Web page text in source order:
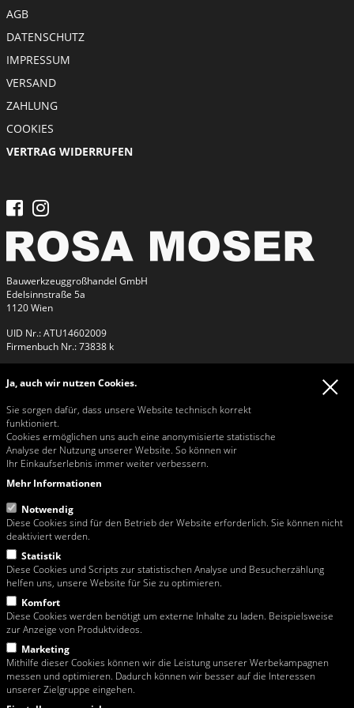
Ja, auch wir nutzen Cookies.
Sie sorgen dafür, dass unsere Website technisch korrekt
funktioniert.
Cookies ermöglichen uns auch eine anonymisierte statistische
Analyse der Nutzung unserer Website. So können wir
Ihr Einkaufserlebnis immer weiter verbessern.
Mehr Informationen
Notwendig
Diese Cookies sind für den Betrieb der Website erforderlich. Sie können nicht
deaktiviert werden.
Statistik
Diese Cookies und Scripts zur statistischen Analyse und Besucherzählung
helfen uns, unsere Website für Sie zu optimieren.
Komfort
Diese Cookies werden benötigt um externe Inhalte zu laden. Beispielsweise
zur Anzeige von Produktvideos.
Marketing
Mithilfe dieser Cookies können wir die Leistung unserer Werbekampagnen
messen und optimieren. Dadurch können wir besser auf die Interessen
unserer Zielgruppe eingehen.
Garten - Pumpen
Heben - Zurren
Heizen - Klima - Winterbedarf
Malen - Mauern - Fliesenlegen
Messtechnik
Reinigung - Behälter
Transportgeräte
Verkehrsabsicherung
Verkehrszeichen - Schilder
Werkzeuge - Werkstatt
ZUR GESAMTÜBERSICHT
Meta menu
AGB
DATENSCHUTZ
IMPRESSUM
VERSAND
ZAHLUNG
COOKIES
VERTRAG WIDERRUFEN
Bauwerkzeuggroßhandel GmbH
Edelsinnstraße 5a
1120 Wien
UID Nr.: ATU14602009
Firmenbuch Nr.: 73838 k
Kontakt
Fax: +43 / 1 / 815 42 32
Email:rosa@rosa-moser.at
Web:www.rosa-moser.at
Öffnungszeiten Büro & Verkauf
Mo - Mi 07:00-11:45 und 13:00-16:30
Fr 07:00-11:45
Link zur Streitbelegungsplattform der EU-Kommission
Diese Website richtet sich ausschließlich an Unternehmen.
Lieferungen in Wien erfolgen ab einem Netto (exkl. MwSt.!) Warenwert von
EUR 150,00 frei Haus. Tippfehler und Preisänderungen vorbehalten.
Sämtliche Abbildungen und Fotographien sind urheberrechtlich geschützt und
dürfen nur unter ausdrücklicher Zustimmung der Rosa Moser
Bauwerkzeuggrosshandel GmbH vervielfältigt oder verwendet werden.
Die Waren verbleiben im Eigentum der Rosa Moser